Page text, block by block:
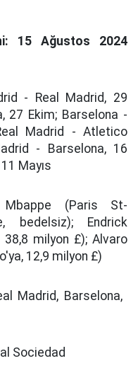
15 Ağustos 2024
- Real Madrid, 29
​​27 Ekim; Barselona -
Madrid - Atletico
- Barselona, ​​16
Mayıs
Mbappe (Paris St-
bedelsiz); Endrick
milyon £); Alvaro
12,9 milyon £)
Madrid, Barselona,
Sociedad